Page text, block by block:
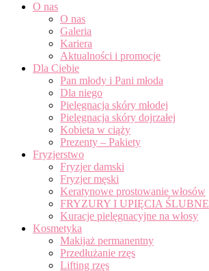
O nas
O nas
Galeria
Kariera
Aktualności i promocje
Dla Ciebie
Pan młody i Pani młoda
Dla niego
Pielęgnacja skóry młodej
Pielęgnacja skóry dojrzałej
Kobieta w ciąży
Prezenty – Pakiety
Fryzjerstwo
Fryzjer damski
Fryzjer męski
Keratynowe prostowanie włosów
FRYZURY I UPIĘCIA ŚLUBNE
Kuracje pielęgnacyjne na włosy
Kosmetyka
Makijaż permanentny
Przedłużanie rzęs
Lifting rzęs